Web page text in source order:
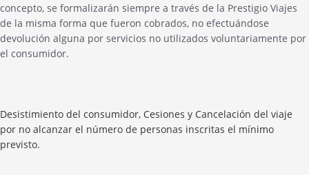
concepto, se formalizarán siempre a través de la Prestigio Viajes
de la misma forma que fueron cobrados, no efectuándose
devolución alguna por servicios no utilizados voluntariamente por
el consumidor.
Desistimiento del consumidor, Cesiones y Cancelación del viaje
por no alcanzar el número de personas inscritas el mínimo
previsto.